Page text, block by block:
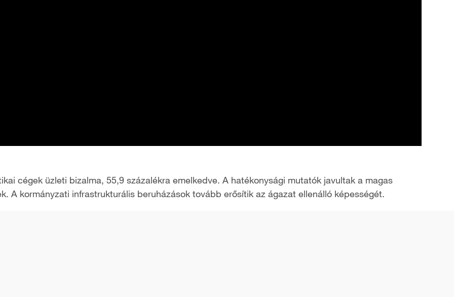
cégek üzleti bizalma, 55,9 százalékra emelkedve. A hatékonysági mutatók javultak a magas
A kormányzati infrastrukturális beruházások tovább erősítik az ágazat ellenálló képességét.